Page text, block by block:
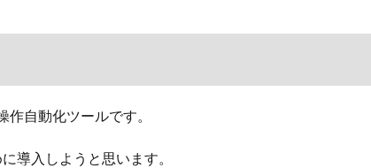
自動化ツールです。
導入しようと思います。